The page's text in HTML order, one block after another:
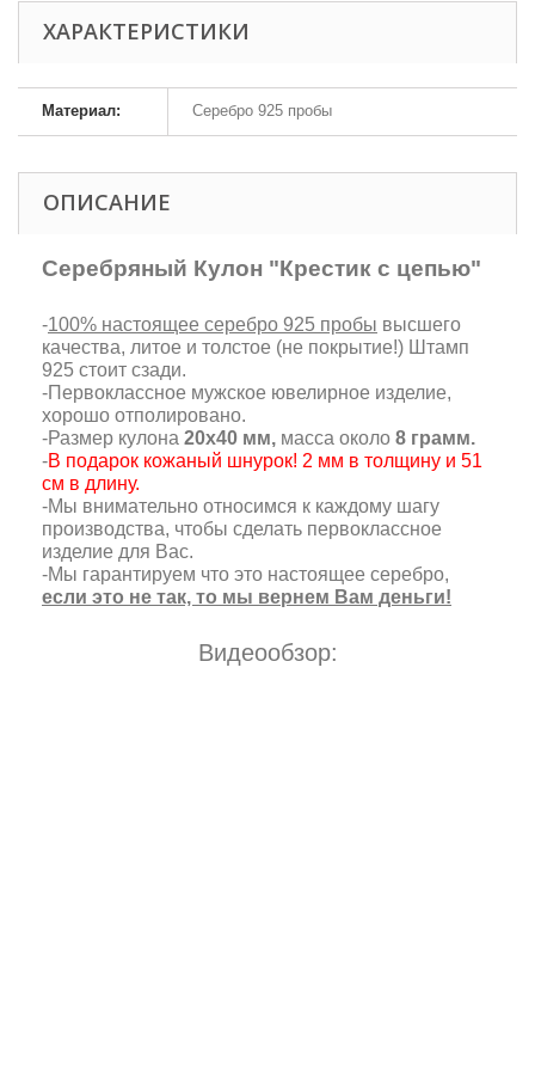
ХАРАКТЕРИСТИКИ
Материал: Серебро 925 пробы
ОПИСАНИЕ
Серебряный Кулон "Крестик с цепью"
-100% настоящее серебро 925 пробы высшего
качества, литое и толстое (не покрытие!) Штамп
925 стоит сзади.
-Первоклассное мужское ювелирное изделие,
хорошо отполировано.
-Размер кулона 20х40 мм, масса около 8 грамм.
-В подарок кожаный шнурок! 2 мм в толщину и 51
см в длину.
-Мы внимательно относимся к каждому шагу
производства, чтобы сделать первоклассное
изделие для Вас.
-Мы гарантируем что это настоящее серебро,
если это не так, то мы вернем Вам деньги!
Видеообзор: